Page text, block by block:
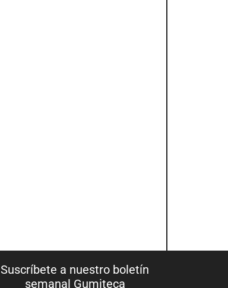
Suscríbete a nuestro boletín
semanal Gumiteca